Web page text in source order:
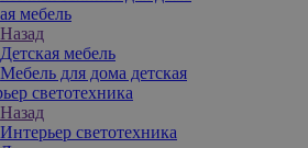
мебель
Назад
Детская мебель
Мебель для дома детская
светотехника
Назад
Интерьер светотехника